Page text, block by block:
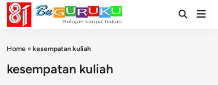
Skip
content
OpenMain
Home » kesempatan kuliah
kesempatan kuliah